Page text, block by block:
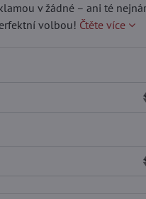
v žádné – ani té
volbou! Čtěte více